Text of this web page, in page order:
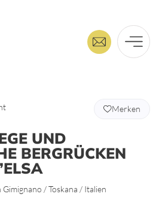
UND
BERGRÜCKEN
Gimignano / Toskana / Italien
Merken